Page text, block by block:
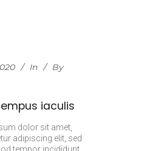
In
By
iaculis
dolor sit amet,
adipiscing elit, sed